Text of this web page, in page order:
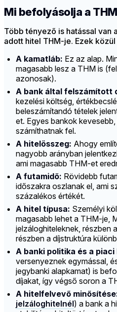
Mi befolyásolja a
Több tényező is hatással van
adott hitel THM-je. Ezek
A kamatláb: Ez az alap.
magasabb lesz a THM is
azonosak).
A bank által felszámított
kezelési költség,
beleszámítandó tételek
et. Egyes bankok
számíthatnak fel.
A hitelösszeg: Ahogy
nagyobb arányban
ami magasabb THM-et
A futamidő: Rövidebb
időszakra oszlanak el, ami
százalékos értékét.
A hitel típusa: Személyi
magasabb lehet a THM-je,
jelzáloghiteleknek, részben
részben a díjstruktúra
A banki politika és a
versenyeznek egymással,
jegybanki alapkamat) is
díjakat, így végső soron a
A hitelfelvevő
jelzáloghitelnél) a bank a